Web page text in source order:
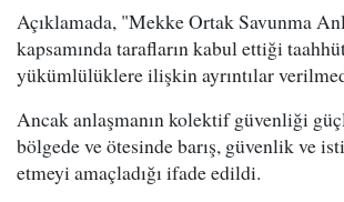
Açıklamada, "Mekke Ortak Savunma
kapsamında tarafların kabul ettiği
yükümlülüklere ilişkin ayrıntılar
Ancak anlaşmanın kolektif güvenliği
bölgede ve ötesinde barış, güvenlik ve
etmeyi amaçladığı ifade edildi.